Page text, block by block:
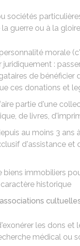
sociétés
guerre ou à la
morale
:
de
ces donations et
partie d'une
de livres,
au moins 3
d'assistance et
biens immobiliers
historique
associations
les dons et
médical ou